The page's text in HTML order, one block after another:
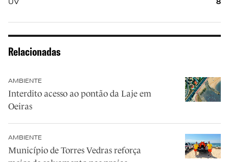
Relacionadas
AMBIENTE
Interdito acesso ao pontão da Laje em
Oeiras
AMBIENTE
Município de Torres Vedras reforça